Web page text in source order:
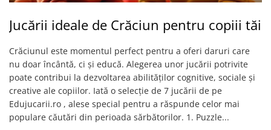
Jucării ideale de Crăciun pentru copiii tăi
Crăciunul este momentul perfect pentru a oferi daruri care
nu doar încântă, ci și educă. Alegerea unor jucării potrivite
poate contribui la dezvoltarea abilităților cognitive, sociale și
creative ale copiilor. Iată o selecție de 7 jucării de pe
Edujucarii.ro , alese special pentru a răspunde celor mai
populare căutări din perioada sărbătorilor. 1. Puzzle...